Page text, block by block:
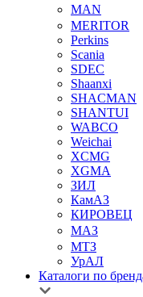
MAN
MERITOR
Perkins
Scania
SDEC
Shaanxi
SHACMAN
SHANTUI
WABCO
Weichai
XCMG
XGMA
ЗИЛ
КамАЗ
КИРОВЕЦ
МАЗ
МТЗ
УрАЛ
Каталоги по